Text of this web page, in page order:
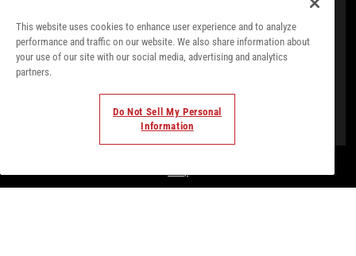
This website uses cookies to enhance user experience and to analyze
performance and traffic on our website. We also share information about
your use of our site with our social media, advertising and analytics
partners.
Do Not Sell My Personal
Information